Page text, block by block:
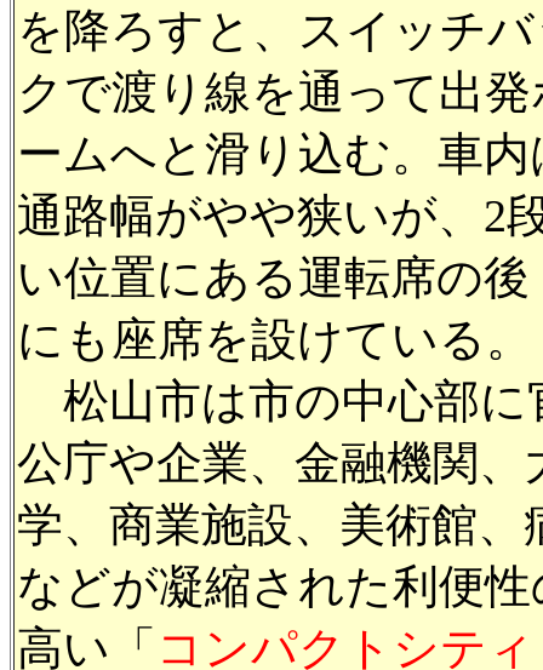
を降ろすと、スイッチ
クで渡り線を通って出発
ームへと滑り込む。車内
通路幅がやや狭いが、2
い位置にある運転席の後
にも座席を設けている。
松山市は市の中心部に
公庁や企業、金融機関、
学、商業施設、美術館、
などが凝縮された利便性
高い「 コンパクトシティ